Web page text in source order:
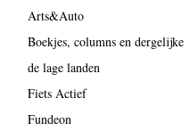
Arts&Auto
Boekjes, columns en dergelijke
de lage landen
Fiets Actief
Fundeon